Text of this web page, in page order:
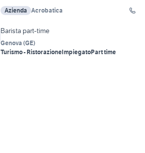
Azienda Acrobatica
Barista part-time
Genova (GE)
Turismo - RistorazioneImpiegatoPart time